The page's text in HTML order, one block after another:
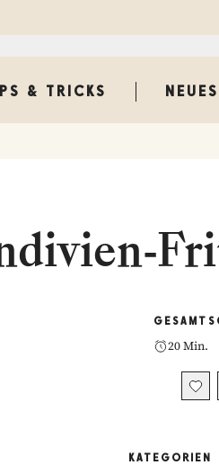
& TRICKS NEUES
GESAMT
20 Min.
KATEGORIEN